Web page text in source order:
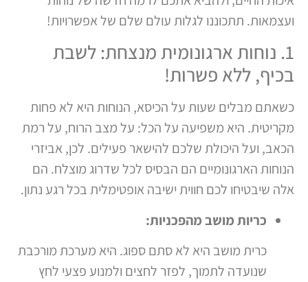
ועצמאות. תתכוננו לגלות עולם שלם של אפשרויות!
1. נוחות ארגונומית מנצחת: לשבת
בכיף, ללא פשרות!
כשאתם מבלים שעות על הכיסא, הנוחות היא לא פחות
מקריטית. היא משפיעה על הכל: על מצב הרוח, על רמת
הכאב, ועל היכולת שלכם להישאר פעילים. לכן, אביזרי
הנוחות הארגונומיים הם הבסיס לכל שדרוג מוצלח. הם
אלה שיבטיחו לכם חווית ישיבה אופטימלית בכל רגע נתון.
כריות מושב מהפכניות:
כרית מושב היא לא סתם ספוג. היא מערכת מורכבת
שנועדה לתמוך, לפזר לחצים ולמנוע פצעי לחץ